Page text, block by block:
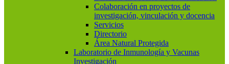
Colaboración en proyectos de
investigación, vinculación y docencia
Servicios
Directorio
Área Natural Protegida
Laboratorio de Inmunología y Vacunas
Investigación